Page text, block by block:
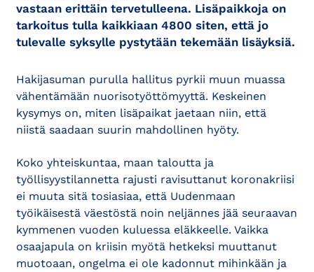
vastaan erittäin tervetulleena. Lisäpaikkoja on
tarkoitus tulla kaikkiaan 4800 siten, että jo
tulevalle syksylle pystytään tekemään lisäyksiä.
Hakijasuman purulla hallitus pyrkii muun muassa
vähentämään nuorisotyöttömyyttä. Keskeinen
kysymys on, miten lisäpaikat jaetaan niin, että
niistä saadaan suurin mahdollinen hyöty.
Koko yhteiskuntaa, maan taloutta ja
työllisyystilannetta rajusti ravisuttanut koronakriisi
ei muuta sitä tosiasiaa, että Uudenmaan
työikäisestä väestöstä noin neljännes jää seuraavan
kymmenen vuoden kuluessa eläkkeelle. Vaikka
osaajapula on kriisin myötä hetkeksi muuttanut
muotoaan, ongelma ei ole kadonnut mihinkään ja